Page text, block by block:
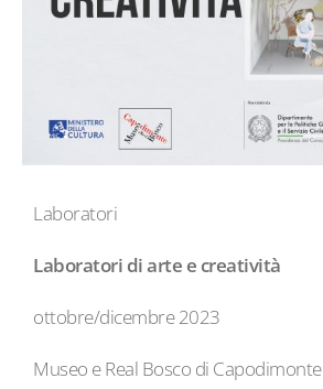
Laboratori
Laboratori di arte e creatività
ottobre/dicembre 2023
Museo e Real Bosco di Capodimonte